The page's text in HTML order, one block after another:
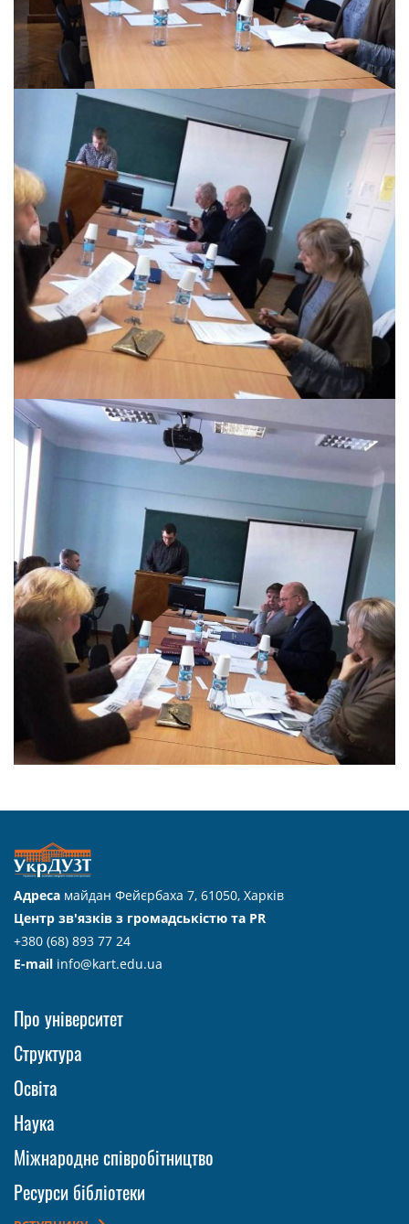
Адреса майдан Фейєрбаха 7, 61050, Харків
Центр зв'язків з громадськістю та PR
+380 (68) 893 77 24
E-mail info@kart.edu.ua
Про університет
Структура
Освіта
Наука
Міжнародне співробітництво
Ресурси бібліотеки